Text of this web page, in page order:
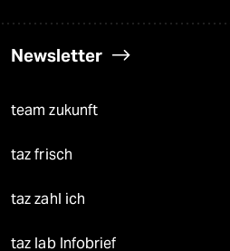
Newsletter
team zukunft
taz frisch
taz zahl ich
taz lab Infobrief